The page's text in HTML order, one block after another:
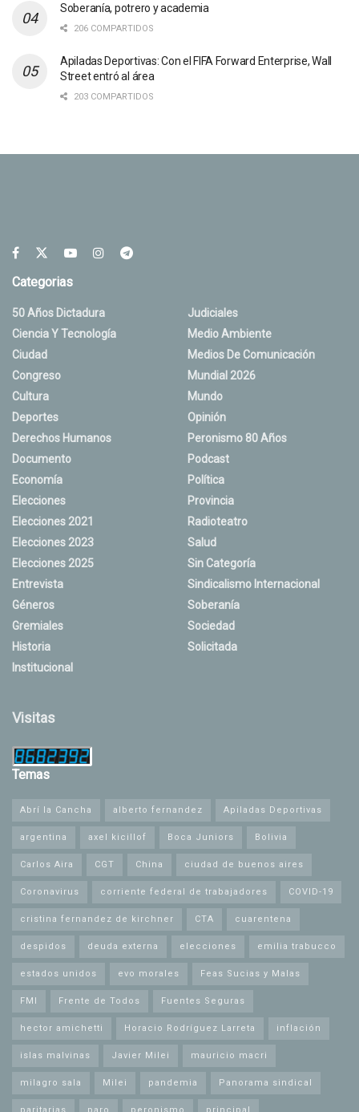
Soberanía, potrero y academia
206 COMPARTIDOS
Apiladas Deportivas: Con el FIFA Forward Enterprise, Wall
Street entró al área
203 COMPARTIDOS
Categorias
50 Años Dictadura
Ciencia Y Tecnología
Ciudad
Congreso
Cultura
Deportes
Derechos Humanos
Documento
Economía
Elecciones
Elecciones 2021
Elecciones 2023
Elecciones 2025
Entrevista
Géneros
Gremiales
Historia
Institucional
Judiciales
Medio Ambiente
Medios De Comunicación
Mundial 2026
Mundo
Opinión
Peronismo 80 Años
Podcast
Política
Provincia
Radioteatro
Salud
Sin Categoría
Sindicalismo Internacional
Soberanía
Sociedad
Solicitada
Visitas
Temas
Abrí la Cancha alberto fernandez Apiladas Deportivas
argentina axel kicillof Boca Juniors Bolivia
Carlos Aira CGT China ciudad de buenos aires
Coronavirus corriente federal de trabajadores COVID-19
cristina fernandez de kirchner CTA cuarentena
despidos deuda externa elecciones emilia trabucco
estados unidos evo morales Feas Sucias y Malas
FMI Frente de Todos Fuentes Seguras
hector amichetti Horacio Rodríguez Larreta inflación
islas malvinas Javier Milei mauricio macri
milagro sala Milei pandemia Panorama sindical